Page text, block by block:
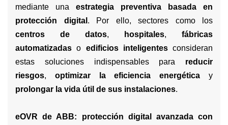
mediante una estrategia preventiva basada en
protección digital . Por ello, sectores como los
centros de datos, hospitales, fábricas
automatizadas o edificios inteligentesconsideran
estas soluciones indispensables para reducir
riesgos, optimizar la eficiencia energética y
prolongar la vida útil de sus instalaciones.
eOVR de ABB: protección digital avanzada con